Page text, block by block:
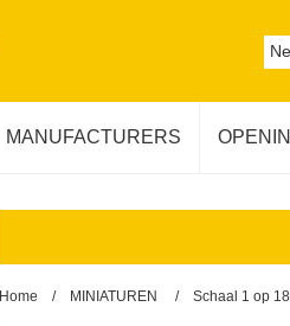
MANUFACTURERS
Home / MINIATUREN / Schaal 1 op 18